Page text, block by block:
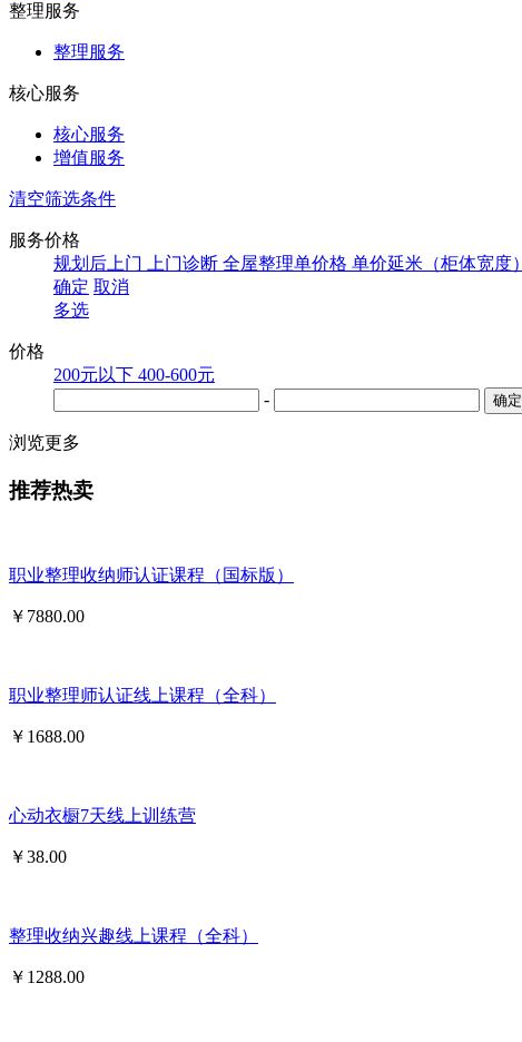
整理服务
整理服务
核心服务
核心服务
增值服务
清空筛选条件
服务价格
规划后上门
上门诊断 全屋整理单价格 单价延米（柜体宽度）
确定 取消
多选
价格
200元以下 400-600元
-
浏览更多
推荐热卖
职业整理收纳师认证课程（国标版）
￥ 7880.00
职业整理师认证线上课程（全科）
￥ 1688.00
心动衣橱7天线上训练营
￥38.00
整理收纳兴趣线上课程（全科）
￥ 1288.00